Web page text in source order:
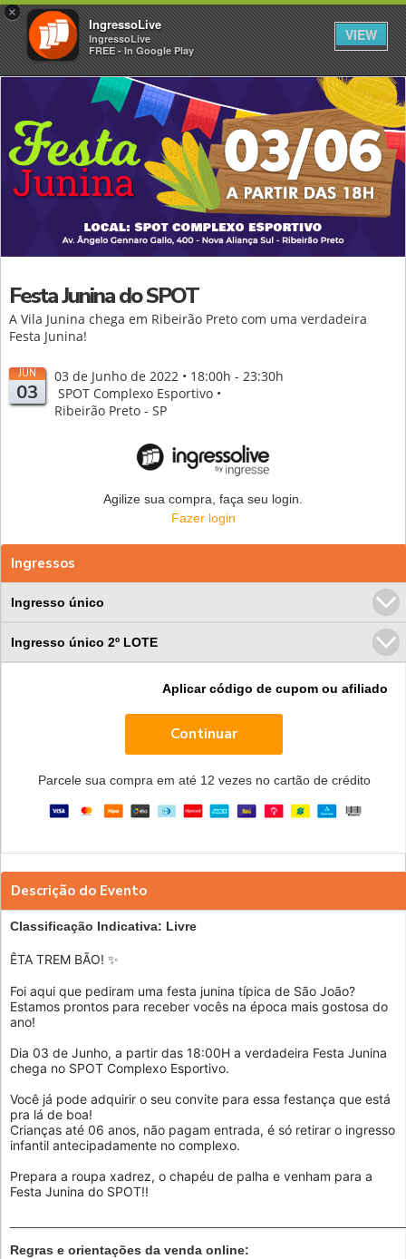
×
IngressoLive
IngressoLive
FREE - In Google Play
VIEW
Festa Junina do SPOT
A Vila Junina chega em Ribeirão Preto com uma verdadeira
Festa Junina!
JUN
03
03 de Junho de 2022 • 18:00h - 23:30h
SPOT Complexo Esportivo •
Ribeirão Preto - SP
Agilize sua compra, faça seu login.
Fazer login
Ingressos
Ingresso único
Ingresso único 2º LOTE
Aplicar código de cupom ou afiliado
Continuar
Parcele sua compra em até 12 vezes no cartão de crédito
Descrição do Evento
Classificação Indicativa: Livre
ÊTA TREM BÃO! ✨
Foi aqui que pediram uma festa junina típica de São João?
Estamos prontos para receber vocês na época mais gostosa do
ano!
Dia 03 de Junho, a partir das 18:00H a verdadeira Festa Junina
chega no SPOT Complexo Esportivo.
Você já pode adquirir o seu convite para essa festança que está
pra lá de boa!
Crianças até 06 anos, não pagam entrada, é só retirar o ingresso
infantil antecipadamente no complexo.
Prepara a roupa xadrez, o chapéu de palha e venham para a
Festa Junina do SPOT!!
Regras e orientações da venda online: